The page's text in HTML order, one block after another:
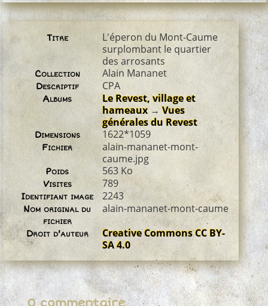
Titre
L'éperon du Mont-Caume
surplombant le quartier
des arrosants
Collection Alain Mananet
Descriptif CPA
Albums
Le Revest, village et
hameaux→Vues
générales du Revest
Dimensions 1622*1059
Fichier
alain-mananet-mont-
caume.jpg
Poids 563 Ko
Visites 789
Identifiant image 2243
Nom original du
fichier
alain-mananet-mont-caume
Droit d'auteur
Creative Commons CC BY-
SA 4.0